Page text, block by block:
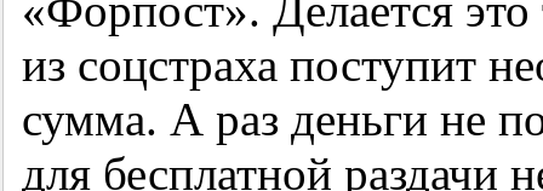
из соцстраха поступит
сумма. А раз деньги не
для бесплатной раздачи